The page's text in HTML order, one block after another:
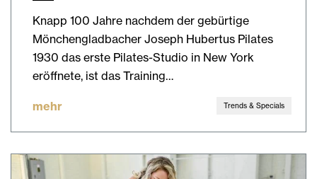
Knapp 100 Jahre nachdem der gebürtige
Mönchengladbacher Joseph Hubertus Pilates
1930 das erste Pilates-Studio in New York
eröffnete, ist das Training…
mehr Trends & Specials